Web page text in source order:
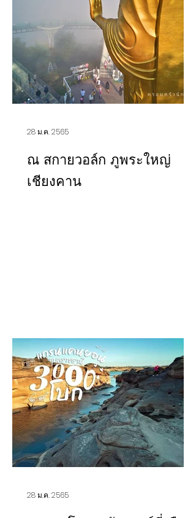
ณ สกายวอล์ก ภูพระใหญ่
เชียงคาน
28 ม.ค. 2565
28 ม.ค. 2565